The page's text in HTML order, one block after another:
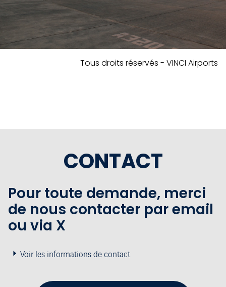
Tous droits réservés - VINCI Airports
CONTACT
Pour toute demande, merci
de nous contacter par email
ou via X
Voir les informations de contact